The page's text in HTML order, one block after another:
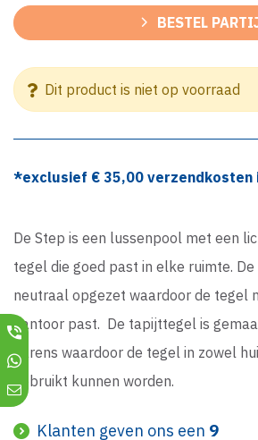
BESTEL
Dit product is niet op voorraad
*exclusief € 35,00 verzendkosten
De Step is een lussenpool met een
tegel die goed past in elke ruimte.
neutraal opgezet waardoor de tegel
kantoor past. De tapijttegel is
garens waardoor de tegel in zowel
gebruikt kunnen worden.
Klanten geven ons een 9